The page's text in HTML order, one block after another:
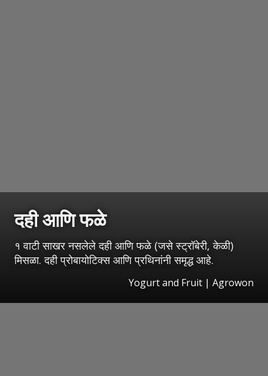
दही आणि फळे
१ वाटी साखर नसलेले दही आणि फळे (जसे स्ट्रॉबेरी, केळी)
मिसळा. दही प्रोबायोटिक्स आणि प्रथिनांनी समृद्ध आहे.
Yogurt and Fruit | Agrowon